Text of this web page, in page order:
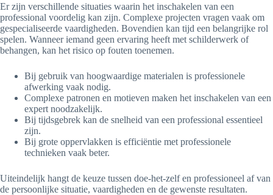
Er zijn verschillende situaties waarin het inschakelen van een
professional voordelig kan zijn. Complexe projecten vragen vaak om
gespecialiseerde vaardigheden. Bovendien kan tijd een belangrijke rol
spelen. Wanneer iemand geen ervaring heeft met schilderwerk of
behangen, kan het risico op fouten toenemen.
Bij gebruik van hoogwaardige materialen is professionele
afwerking vaak nodig.
Complexe patronen en motieven maken het inschakelen van een
expert noodzakelijk.
Bij tijdsgebrek kan de snelheid van een professional essentieel
zijn.
Bij grote oppervlakken is efficiëntie met professionele
technieken vaak beter.
Uiteindelijk hangt de keuze tussen doe-het-zelf en professioneel af van
de persoonlijke situatie, vaardigheden en de gewenste resultaten.